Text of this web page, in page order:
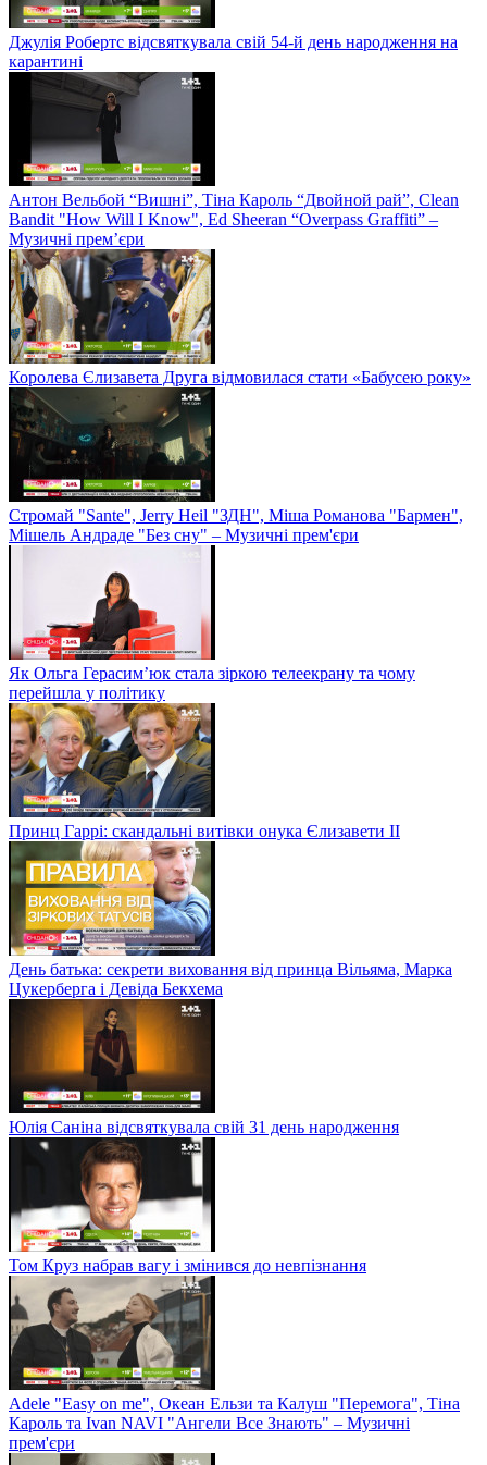
Джулія Робертс відсвяткувала свій 54-й день народження на
карантині
Антон Вельбой “Вишні”, Тіна Кароль “Двойной рай”, Clean
Bandit "How Will I Know", Ed Sheeran “Overpass Graffiti” –
Музичні прем’єри
Королева Єлизавета Друга відмовилася стати «Бабусею року»
Стромай "Sante", Jerry Heil "ЗДН", Міша Романова "Бармен",
Мішель Андраде "Без сну" – Музичні прем'єри
Як Ольга Герасим’юк стала зіркою телеекрану та чому
перейшла у політику
Принц Гаррі: скандальні витівки онука Єлизавети II
День батька: секрети виховання від принца Вільяма, Марка
Цукерберга і Девіда Бекхема
Юлія Саніна відсвяткувала свій 31 день народження
Том Круз набрав вагу і змінився до невпізнання
Adele "Easy on me", Океан Ельзи та Калуш "Перемога", Тіна
Кароль та Ivan NAVI "Ангели Все Знають" – Музичні
прем'єри